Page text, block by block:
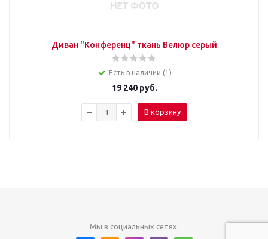
Диван "Конференц" ткань Велюр серый
Есть в наличии (1)
19 240руб.
В корзину
Мы в социальных сетях: